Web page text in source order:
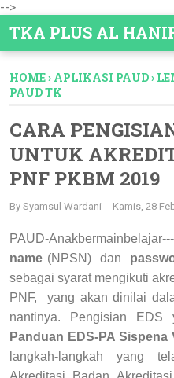
-->
TKA PLUS AL HANIF
HOME› APLIKASI PAUD›
PAUD TK
CARA
UNTUK
PNF PKBM 2019
By Syamsul Wardani Kamis, 28
PAUD-
name (NPSN) dan
sebagai syarat mengikuti
PNF, yang akan dinilai
nantinya. Pengisian EDS
Panduan EDS-PA Sispena
langkah-langkah yang